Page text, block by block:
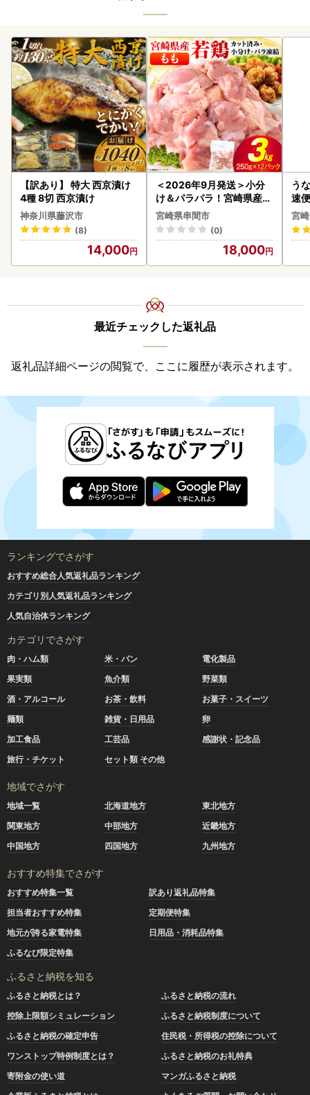
【訳あり】 特大 西京漬け
4種 8切 西京漬け
神奈川県藤沢市
(8)
14,000
＜2026年9月発送＞小分
け＆パラパラ！宮崎県産鶏
ももカット合計3kg_K043
-009-2609
宮崎県串間市
(0)
18,000
う
速
g以
宮
最近チェックした返礼品
返礼品詳細ページの閲覧で、ここに履歴が表示されます。
ランキングでさがす
おすすめ総合人気返礼品ランキング
カテゴリ別人気返礼品ランキング
人気自治体ランキング
カテゴリでさがす
肉・ハム類 米・パン
電化製品
果実類
魚介類
野菜類
酒・アルコール
お茶・飲料
お菓子・スイーツ
麺類
雑貨・日用品
卵
加工食品
工芸品
感謝状・記念品
旅行・チケット
セット類 その他
地域でさがす
地域一覧 北海道地方
東北地方
関東地方
中部地方
近畿地方
中国地方
四国地方 九州地方
おすすめ特集でさがす
おすすめ特集一覧
訳あり返礼品特集
担当者おすすめ特集
定期便特集
地元が誇る家電特集
日用品・消耗品特集
ふるなび限定特集
ふるさと納税を知る
ふるさと納税とは？
ふるさと納税の流れ
控除上限額シミュレーション
ふるさと納税制度について
ふるさと納税の確定申告
住民税・所得税の控除について
ワンストップ特例制度とは？
ふるさと納税のお礼特典
寄附金の使い道
マンガふるさと納税